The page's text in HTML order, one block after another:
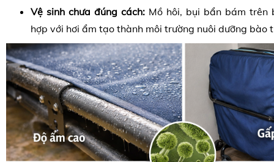
Vệ sinh chưa đúng cách: Mồ hôi, bụi bẩn bám trên
hợp với hơi ẩm tạo thành môi trường nuôi dưỡng bào